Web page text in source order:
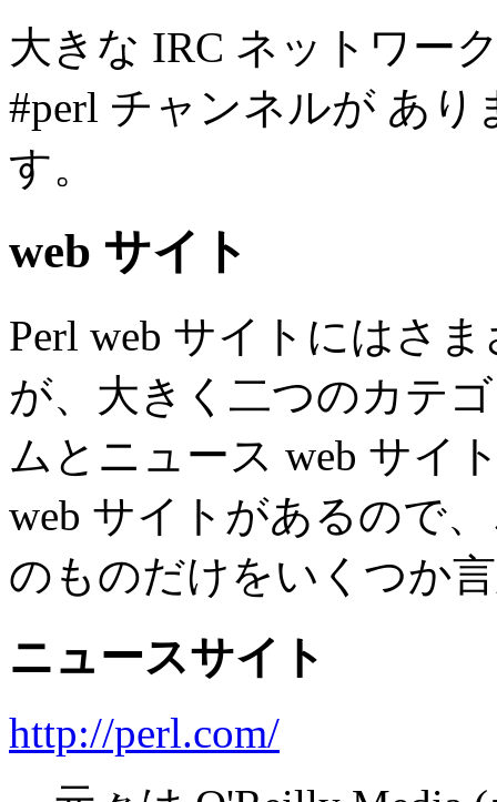
大きな IRC ネットワー
#perl チャンネルが あ
す。
web サイト
Perl web サイトにはさ
が、大きく二つのカテ
ムとニュース web サイ
web サイトがあるので
のものだけをいくつか
ニュースサイト
http://perl.com/